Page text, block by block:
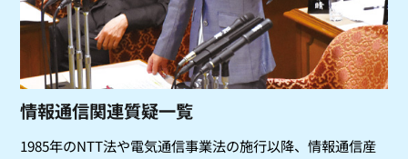
情報通信関連質疑一覧
1985年のNTT法や電気通信事業法の施行以降、情報通信産